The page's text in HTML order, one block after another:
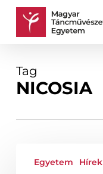
Skip
Kosár
Tag
NICOSIA
Magyar
Egyetem Hírek